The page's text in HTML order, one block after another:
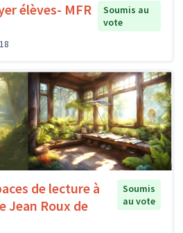
élèves- MFR
Soumis au
vote
18
de lecture à
Jean Roux de
Soumis
au vote